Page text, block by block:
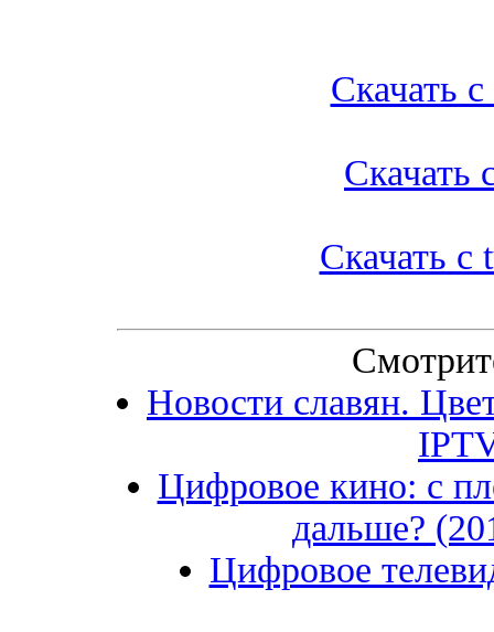
Скачать
Скачать
Скачать с
Новости славян.
Цифровое кино: с
дальше?
Цифровое